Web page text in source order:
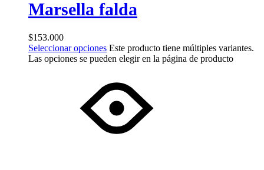
Marsella falda
$153.000
Seleccionar opciones Este producto tiene múltiples variantes.
Las opciones se pueden elegir en la página de producto